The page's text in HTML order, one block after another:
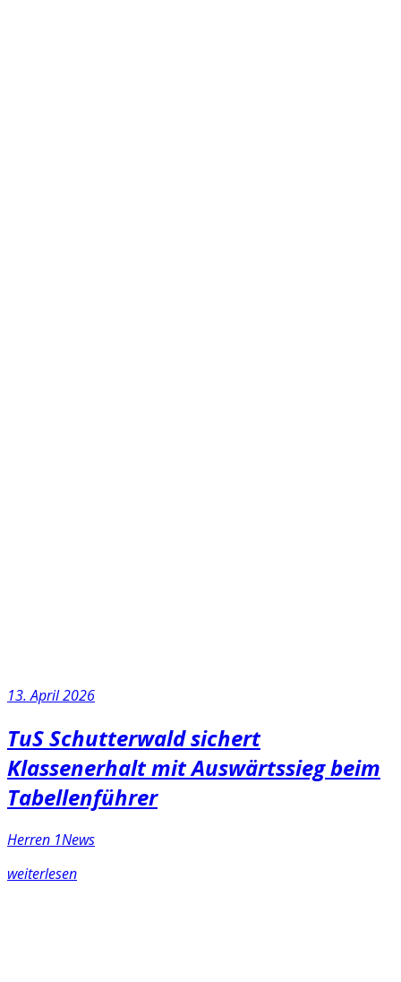
13. April 2026
TuS Schutterwald sichert
Klassenerhalt mit Auswärtssieg beim
Tabellenführer
Herren 1News
weiterlesen